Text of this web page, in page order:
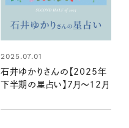
2025.07.01
石井ゆかりさんの【2025年
下半期の星占い】7月～12月